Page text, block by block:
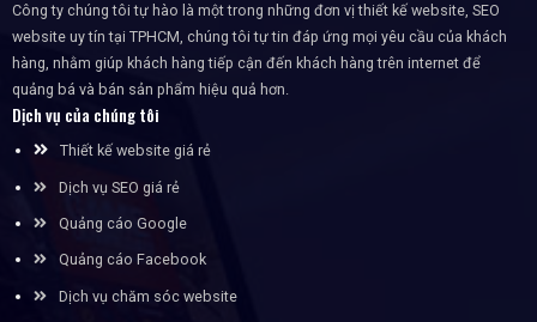
Công ty chúng tôi tự hào là một trong những đơn vị thiết kế website, SEO
website uy tín tại TPHCM, chúng tôi tự tin đáp ứng mọi yêu cầu của khách
hàng, nhằm giúp khách hàng tiếp cận đến khách hàng trên internet để
quảng bá và bán sản phẩm hiệu quả hơn.
Dịch vụ của chúng tôi
Thiết kế website giá rẻ
Dịch vụ SEO giá rẻ
Quảng cáo Google
Quảng cáo Facebook
Dịch vụ chăm sóc website